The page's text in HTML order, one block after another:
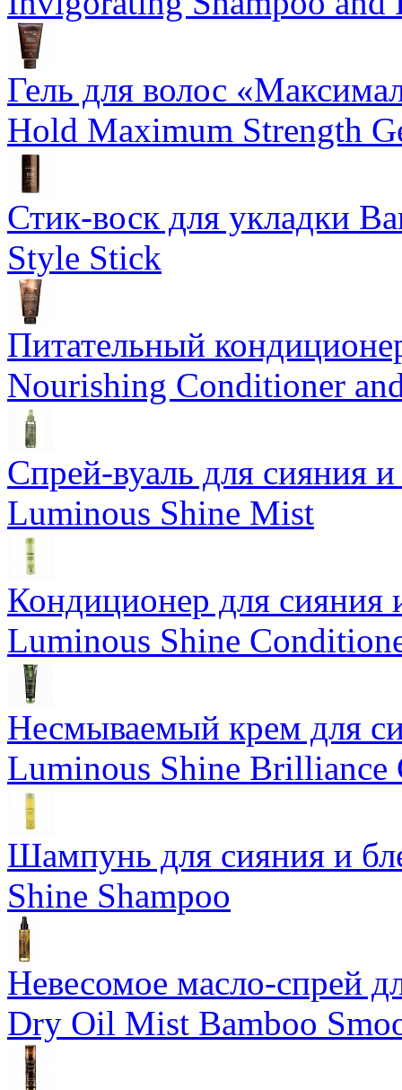
Гель для волос
Hold Maximum Strength
Стик-воск для укладки
Style Stick
Питательный
Nourishing Conditioner
Спрей-вуаль для сияния
Luminous Shine Mist
Кондиционер для сияния
Luminous Shine
Несмываемый крем для
Luminous Shine Brilliance
Шампунь для сияния и
Shine Shampoo
Невесомое масло-спрей
Dry Oil Mist Bamboo